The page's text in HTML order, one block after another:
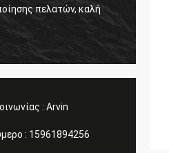
καλή
είμαστε
ποιότητα
: Arvin
: 15961894256